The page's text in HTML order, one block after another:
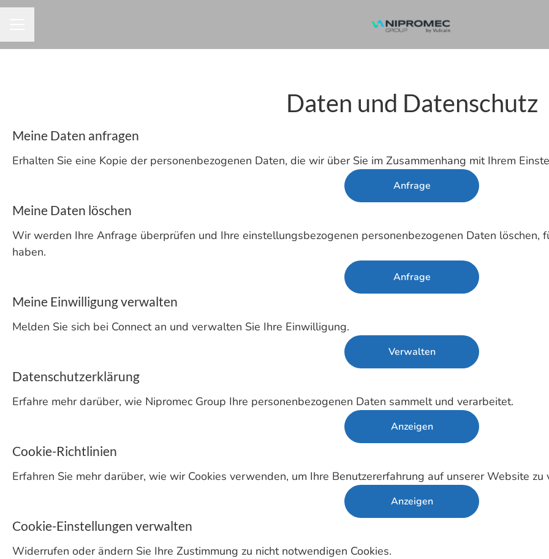
Daten und Datenschutz
Meine Daten anfragen
Erhalten Sie eine Kopie der personenbezogenen Daten, die wir über Sie im Zusammenhang mit Ihrem
Anfrage
Meine Daten löschen
Wir werden Ihre Anfrage überprüfen und Ihre einstellungsbezogenen personenbezogenen Daten löschen,
haben.
Anfrage
Meine Einwilligung verwalten
Melden Sie sich bei Connect an und verwalten Sie Ihre Einwilligung.
Verwalten
Datenschutzerklärung
Erfahre mehr darüber, wie Nipromec Group Ihre personenbezogenen Daten sammelt und verarbeitet.
Anzeigen
Cookie-Richtlinien
Erfahren Sie mehr darüber, wie wir Cookies verwenden, um Ihre Benutzererfahrung auf unserer Website zu
Anzeigen
Cookie-Einstellungen verwalten
Widerrufen oder ändern Sie Ihre Zustimmung zu nicht notwendigen Cookies.